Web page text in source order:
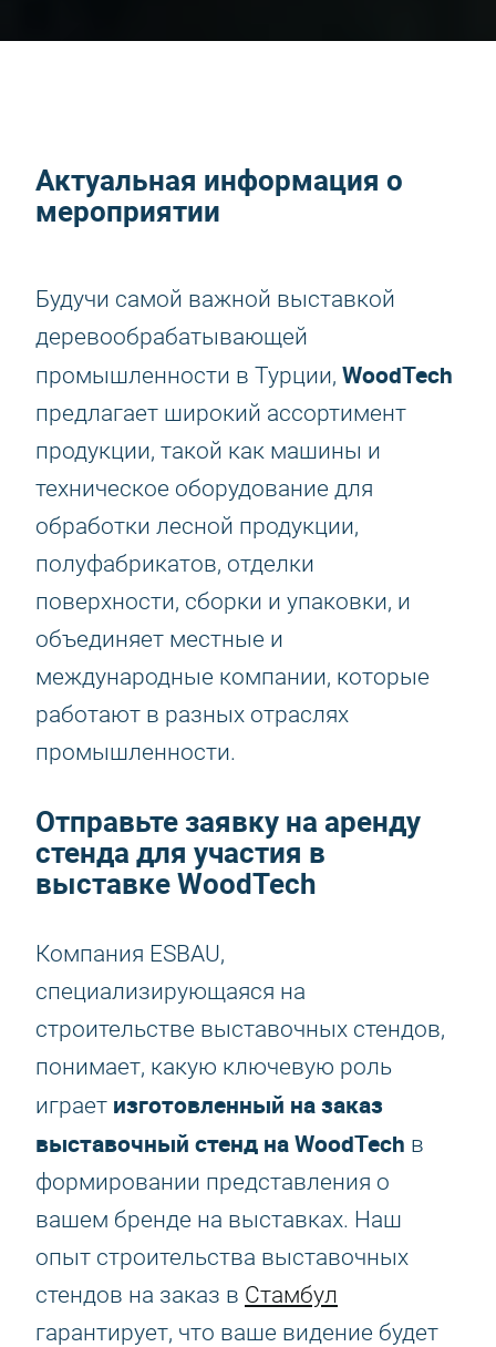
Актуальная информация о
мероприятии
Будучи самой важной выставкой
деревообрабатывающей
промышленности в Турции, WoodTech
предлагает широкий ассортимент
продукции, такой как машины и
техническое оборудование для
обработки лесной продукции,
полуфабрикатов, отделки
поверхности, сборки и упаковки, и
объединяет местные и
международные компании, которые
работают в разных отраслях
промышленности.
Отправьте заявку на аренду
стенда для участия в
выставке WoodTech
Компания ESBAU,
специализирующаяся на
строительстве выставочных стендов,
понимает, какую ключевую роль
играет изготовленный на заказ
выставочный стенд на WoodTech в
формировании представления о
вашем бренде на выставках. Наш
опыт строительства выставочных
стендов на заказ в Стамбул
гарантирует, что ваше видение будет